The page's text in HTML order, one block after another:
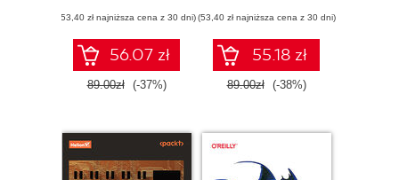
monolitycznej w
systemy
modularne i
mikrousługi
(53,40 zł najniższa cena z 30 dni)
56.07 zł
89.00zł (-37%)
tworzenia lekkiego,
bezpiecznego i
niezawodnego
oprogramowania
(53,40 zł najniższa cena z 30 dni)
55.18 zł
89.00zł (-38%)